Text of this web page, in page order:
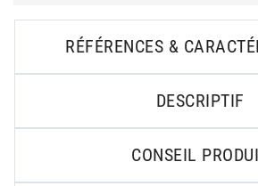
RÉFÉRENCES &
DESCRIPTIF
CONSEIL